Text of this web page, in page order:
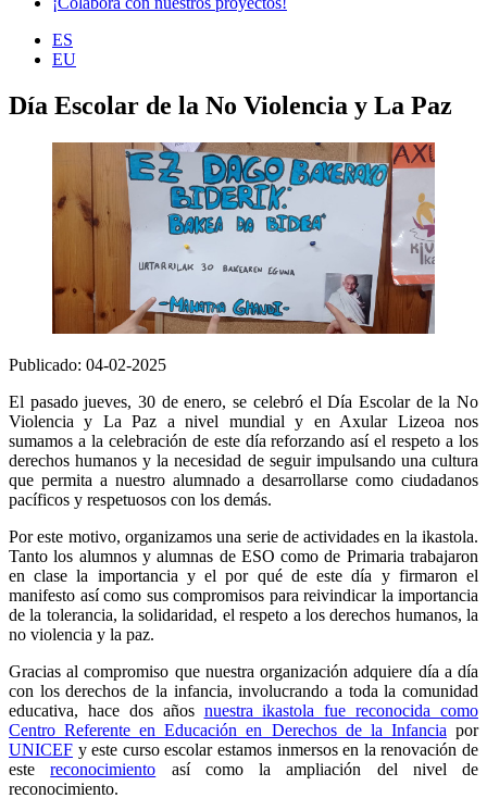
ES
EU
Día Escolar de la No Violencia y La Paz
Publicado: 04-02-2025
El pasado jueves, 30 de enero, se celebró el Día Escolar de la No
Violencia y La Paz a nivel mundial y en Axular Lizeoa nos
sumamos a la celebración de este día reforzando así el respeto a los
derechos humanos y la necesidad de seguir impulsando una cultura
que permita a nuestro alumnado a desarrollarse como ciudadanos
pacíficos y respetuosos con los demás.
Por este motivo, organizamos una serie de actividades en la ikastola.
Tanto los alumnos y alumnas de ESO como de Primaria trabajaron
en clase la importancia y el por qué de este día y firmaron el
manifesto así como sus compromisos para reivindicar la importancia
de la tolerancia, la solidaridad, el respeto a los derechos humanos, la
no violencia y la paz.
Gracias al compromiso que nuestra organización adquiere día a día
con los derechos de la infancia, involucrando a toda la comunidad
educativa, hace dos años nuestra ikastola fue reconocida como
Centro Referente en Educación en Derechos de la Infancia por
UNICEF y este curso escolar estamos inmersos en la renovación de
estereconocimiento así como la ampliación del nivel de
reconocimiento.